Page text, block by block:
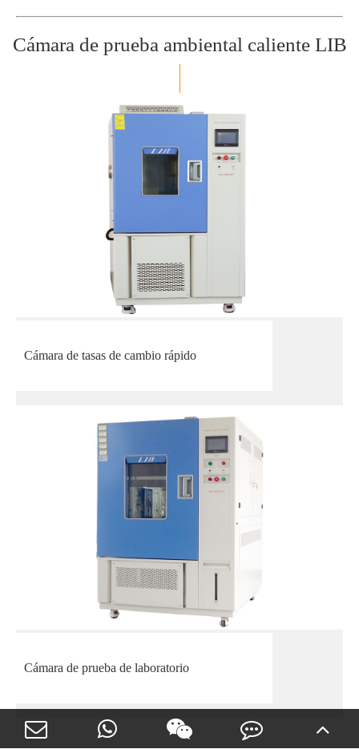
Cámara de prueba ambiental caliente LIB
Cámara de tasas de cambio rápido
Cámara de prueba de laboratorio